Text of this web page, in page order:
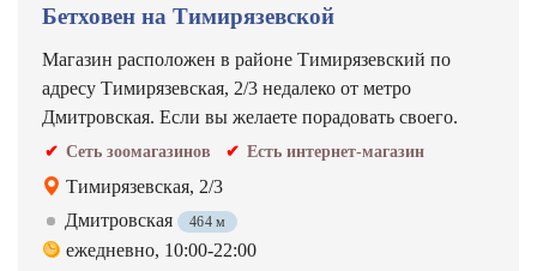
Бетховен на Тимирязевской
Магазин расположен в районе Тимирязевский по
адресу Тимирязевская, 2/3 недалеко от метро
Дмитровская. Если вы желаете порадовать своего.
Сеть зоомагазинов Есть интернет-магазин
Тимирязевская, 2/3
Дмитровская
464 м
ежедневно, 10:00-22:00